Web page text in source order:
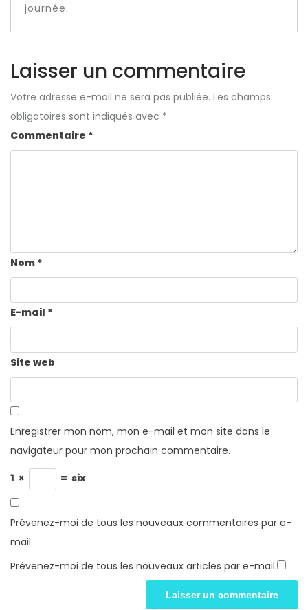
journée.
Laisser un commentaire
Votre adresse e-mail ne sera pas publiée. Les champs
obligatoires sont indiqués avec *
Commentaire *
Nom *
E-mail *
Site web
Enregistrer mon nom, mon e-mail et mon site dans le
navigateur pour mon prochain commentaire.
1 × = six
Prévenez-moi de tous les nouveaux commentaires par e-
mail.
Prévenez-moi de tous les nouveaux articles par e-mail.